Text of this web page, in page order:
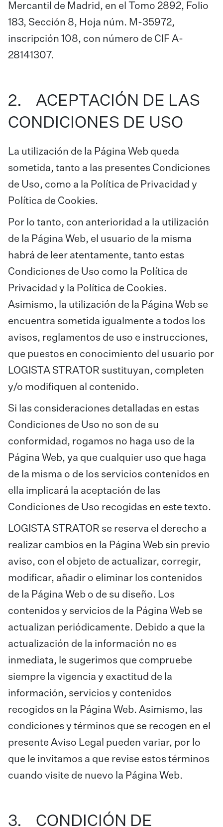
Mercantil de Madrid, en el Tomo 2892, Folio
183, Sección 8, Hoja núm. M-35972,
inscripción 108, con número de CIF A-
28141307.
2. ACEPTACIÓN DE LAS
CONDICIONES DE USO
La utilización de la Página Web queda
sometida, tanto a las presentes Condiciones
de Uso, como a la Política de Privacidad y
Política de Cookies.
Por lo tanto, con anterioridad a la utilización
de la Página Web, el usuario de la misma
habrá de leer atentamente, tanto estas
Condiciones de Uso como la Política de
Privacidad y la Política de Cookies.
Asimismo, la utilización de la Página Web se
encuentra sometida igualmente a todos los
avisos, reglamentos de uso e instrucciones,
que puestos en conocimiento del usuario por
LOGISTA STRATOR sustituyan, completen
y/o modifiquen al contenido.
Si las consideraciones detalladas en estas
Condiciones de Uso no son de su
conformidad, rogamos no haga uso de la
Página Web, ya que cualquier uso que haga
de la misma o de los servicios contenidos en
ella implicará la aceptación de las
Condiciones de Uso recogidas en este texto.
LOGISTA STRATOR se reserva el derecho a
realizar cambios en la Página Web sin previo
aviso, con el objeto de actualizar, corregir,
modificar, añadir o eliminar los contenidos
de la Página Web o de su diseño. Los
contenidos y servicios de la Página Web se
actualizan periódicamente. Debido a que la
actualización de la información no es
inmediata, le sugerimos que compruebe
siempre la vigencia y exactitud de la
información, servicios y contenidos
recogidos en la Página Web. Asimismo, las
condiciones y términos que se recogen en el
presente Aviso Legal pueden variar, por lo
que le invitamos a que revise estos términos
cuando visite de nuevo la Página Web.
3. CONDICIÓN DE